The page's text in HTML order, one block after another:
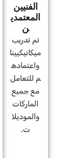
الفنيين
المعتمدي
ن
تم تدريب
ميكانيكيينا
واعتماده
م للتعامل
مع جميع
الماركات
والموديلا
ت.